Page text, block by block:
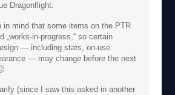
Dragonflight.
in mind that some items on the PTR
„works-in-progress,“ so certain
— including stats, on-use
— may change before the next
(since I saw this asked in another